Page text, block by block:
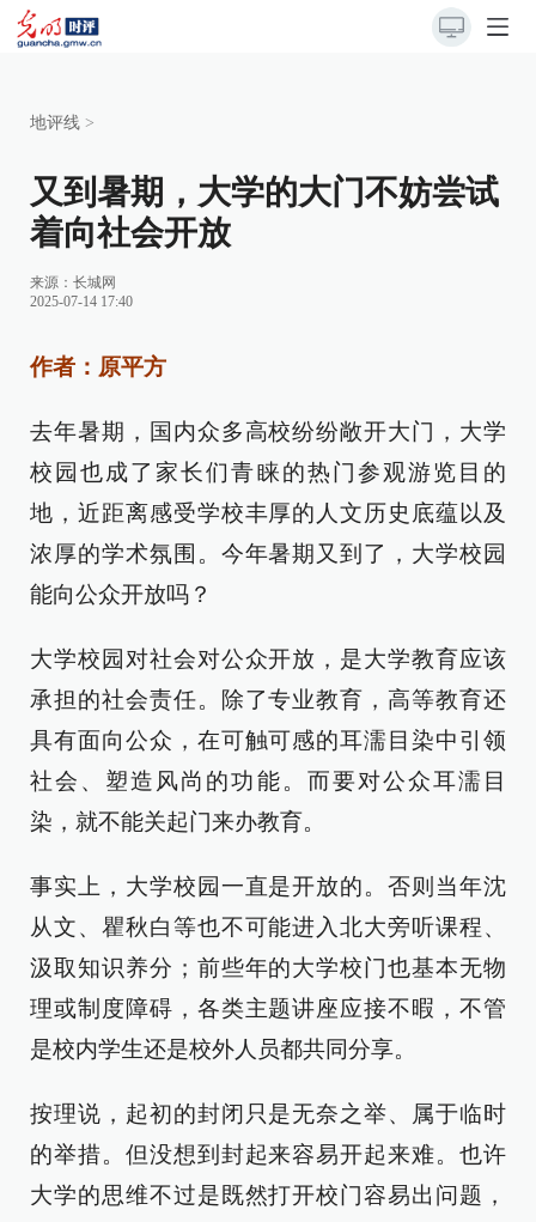
地评线 >
又到暑期，大学的大门不妨尝试
着向社会开放
来源： 长城网
2025-07-14 17:40
作者：原平方
去年暑期，国内众多高校纷纷敞开大门，大学
校园也成了家长们青睐的热门参观游览目的
地，近距离感受学校丰厚的人文历史底蕴以及
浓厚的学术氛围。今年暑期又到了，大学校园
能向公众开放吗？
大学校园对社会对公众开放，是大学教育应该
承担的社会责任。除了专业教育，高等教育还
具有面向公众，在可触可感的耳濡目染中引领
社会、塑造风尚的功能。而要对公众耳濡目
染，就不能关起门来办教育。
事实上，大学校园一直是开放的。否则当年沈
从文、瞿秋白等也不可能进入北大旁听课程、
汲取知识养分；前些年的大学校门也基本无物
理或制度障碍，各类主题讲座应接不暇，不管
是校内学生还是校外人员都共同分享。
按理说，起初的封闭只是无奈之举、属于临时
的举措。但没想到封起来容易开起来难。也许
大学的思维不过是既然打开校门容易出问题，